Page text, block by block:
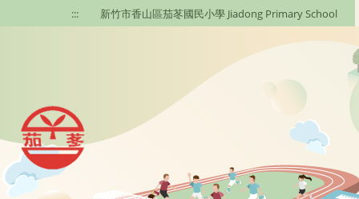
移至網頁之主要內容區位置
::: 新竹市香山區茄苳國民小學 Jiadong Primary School